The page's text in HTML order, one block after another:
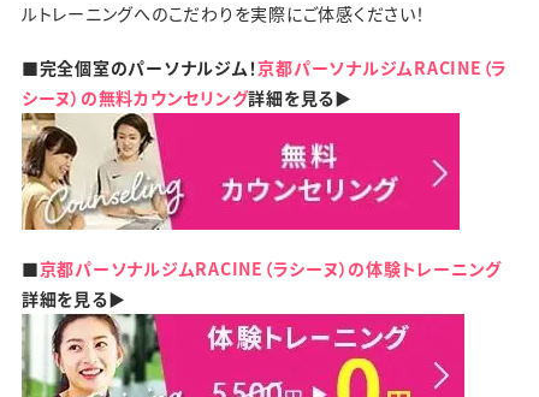
ルトレーニングへのこだわりを実際にご体感ください！
■完全個室のパーソナルジム！京都パーソナルジムRACINE（ラ
シーヌ）の無料カウンセリング詳細を見る▶
■京都パーソナルジムRACINE（ラシーヌ）の体験トレーニング
詳細を見る▶